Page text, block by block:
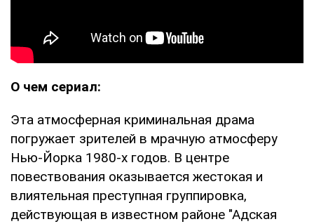
О чем сериал:
Эта атмосферная криминальная драма
погружает зрителей в мрачную атмосферу
Нью-Йорка 1980-х годов. В центре
повествования оказывается жестокая и
влиятельная преступная группировка,
действующая в известном районе "Адская